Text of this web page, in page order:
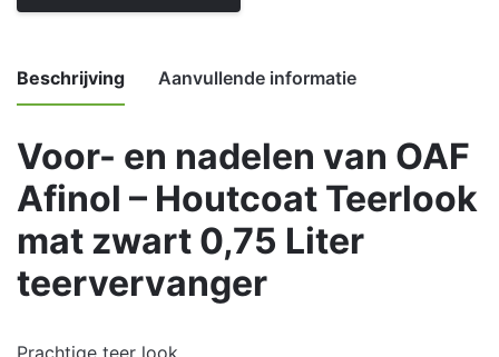
Beschrijving Aanvullende informatie
Voor- en nadelen van OAF
Afinol – Houtcoat Teerlook
mat zwart 0,75 Liter
teervervanger
Weight 1 kg